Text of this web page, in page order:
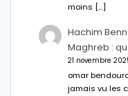
moins […]
Hachim
Maghreb :
21 novembre
omar
jamais vu les